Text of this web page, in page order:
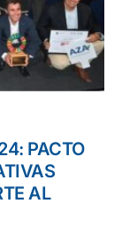
PACTO
AL